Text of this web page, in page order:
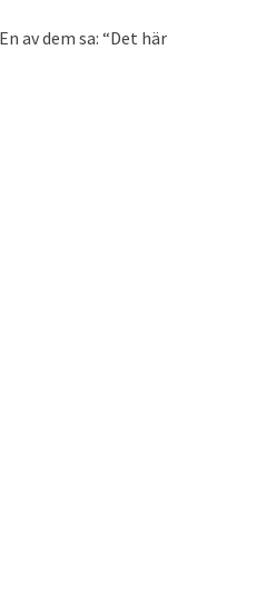
av dem sa: “Det här